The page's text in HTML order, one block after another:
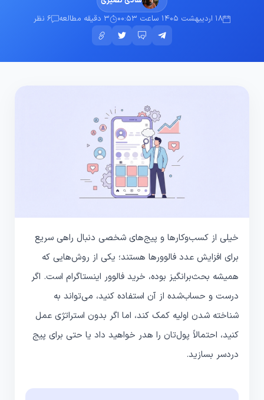
18 اردیبهشت 1405 ساعت 00:53
3 دقیقه مطالعه 6 نظر
خیلی از کسب‌وکارها و پیج‌های شخصی دنبال راهی سریع
برای افزایش عدد فالوورها هستند؛ یکی از روش‌هایی که
همیشه بحث‌برانگیز بوده، خرید فالوور اینستاگرام است. اگر
درست و حساب‌شده از آن استفاده کنید، می‌تواند به
شناخته شدن اولیه کمک کند، اما اگر بدون استراتژی عمل
کنید، احتمالاً پول‌تان را هدر خواهید داد یا حتی برای پیج
دردسر بسازید.